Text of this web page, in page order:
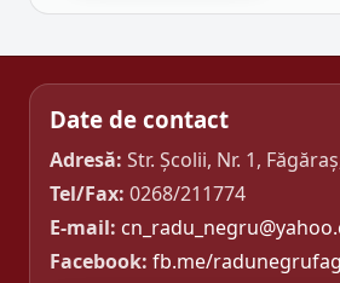
Date de contact
Adresă: Str. Școlii, Nr. 1,
Tel/Fax: 0268/211774
E-mail:
Facebook: fb.me/